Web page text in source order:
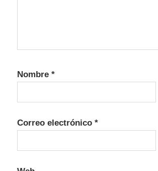
Nombre *
Correo electrónico *